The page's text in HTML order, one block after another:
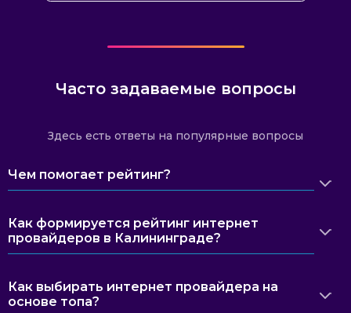
Часто задаваемые вопросы
Здесь есть ответы на популярные вопросы
Чем помогает рейтинг?
Как формируется рейтинг интернет
провайдеров в Калининграде?
Как выбирать интернет провайдера на
основе топа?